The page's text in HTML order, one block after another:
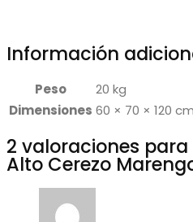
Información
Peso
20 kg
Dimensiones 60 × 70 × 120 cm
2 valoraciones para
Alto Cerezo